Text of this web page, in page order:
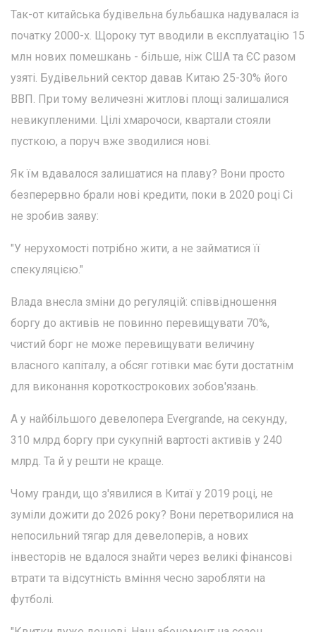
Так-от китайська будівельна бульбашка надувалася із
початку 2000-х. Щороку тут вводили в експлуатацію 15
млн нових помешкань - більше, ніж США та ЄС разом
узяті. Будівельний сектор давав Китаю 25-30% його
ВВП. При тому величезні житлові площі залишалися
невикупленими. Цілі хмарочоси, квартали стояли
пусткою, а поруч вже зводилися нові.
Як їм вдавалося залишатися на плаву? Вони просто
безперервно брали нові кредити, поки в 2020 році Сі
не зробив заяву:
"У нерухомості потрібно жити, а не займатися її
спекуляцією."
Влада внесла зміни до регуляцій: співвідношення
боргу до активів не повинно перевищувати 70%,
чистий борг не може перевищувати величину
власного капіталу, а обсяг готівки має бути достатнім
для виконання короткострокових зобов'язань.
А у найбільшого девелопера Evergrande, на секунду,
310 млрд боргу при сукупній вартості активів у 240
млрд. Та й у решти не краще.
Чому гранди, що з'явилися в Китаї у 2019 році, не
зуміли дожити до 2026 року? Вони перетворилися на
непосильний тягар для девелоперів, а нових
інвесторів не вдалося знайти через великі фінансові
втрати та відсутність вміння чесно заробляти на
футболі.